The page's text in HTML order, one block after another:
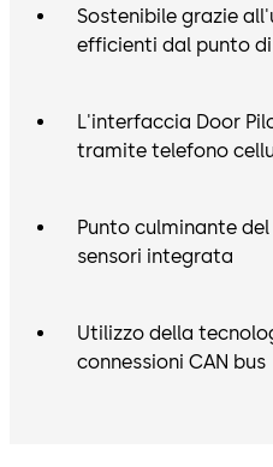
Sostenibile grazie
efficienti dal punto
L'interfaccia Door
tramite telefono
Punto culminante
sensori integrata
Utilizzo della
connessioni CAN bus